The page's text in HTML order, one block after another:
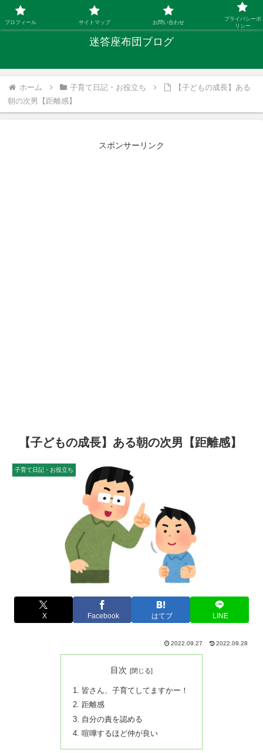
「ひとり親」40代シングルファザーの子育て迷答
迷答座布団ブログ
ホーム 子育て日記・お役立ち
【子どもの成長】ある
朝の次男【距離感】
スポンサーリンク
【子どもの成長】ある朝の次男【距離感】
子育て日記・お役立ち
X Facebook はてブ LINE
2022.09.27 2022.09.28
目次
皆さん、子育てしてますかー！
距離感
自分の責を認める
喧嘩するほど仲が良い
プロフィール サイトマップ お問い合わせ
プライバシーポ
リシー